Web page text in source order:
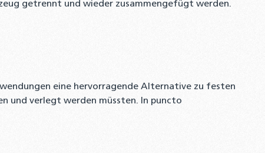
getrennt und wieder zusammengefügt werden.
eine hervorragende Alternative zu festen
und verlegt werden müssten. In puncto